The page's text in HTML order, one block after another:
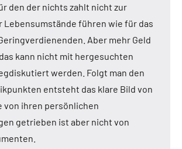
den der nichts zahlt nicht zur
Lebensumstände führen wie für das
Aber mehr Geld
kann nicht mit hergesuchten
werden. Folgt man den
entsteht das klare Bild von
von ihren persönlichen
getrieben ist aber nicht von